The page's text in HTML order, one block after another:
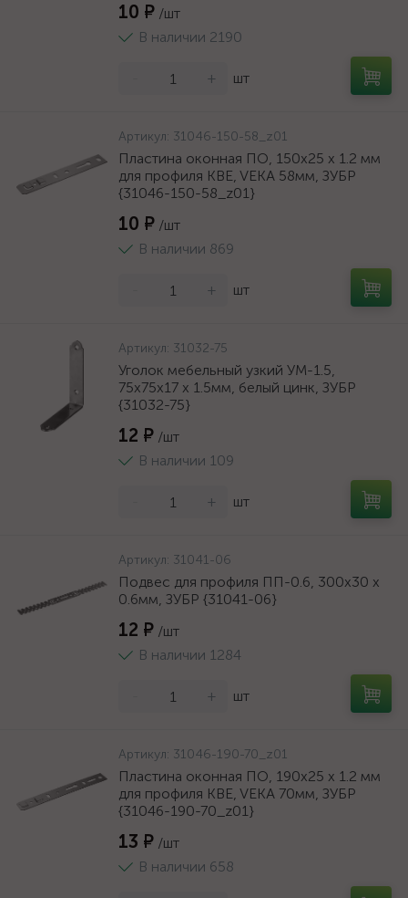
10 ₽ /шт
В наличии 2190
+ шт
Артикул: 31046-150-58_z01
Пластина оконная ПО, 150х25 х 1.2 мм
для профиля KBE, VEKA 58мм, ЗУБР
{31046-150-58_z01}
10 ₽ /шт
В наличии 869
+ шт
Артикул: 31032-75
Уголок мебельный узкий УМ-1.5,
75х75х17 х 1.5мм, белый цинк, ЗУБР
{31032-75}
12 ₽ /шт
В наличии 109
+ шт
Артикул: 31041-06
Подвес для профиля ПП-0.6, 300x30 х
0.6мм, ЗУБР {31041-06}
12 ₽ /шт
В наличии 1284
+ шт
Артикул: 31046-190-70_z01
Пластина оконная ПО, 190х25 х 1.2 мм
для профиля KBE, VEKA 70мм, ЗУБР
{31046-190-70_z01}
13 ₽ /шт
В наличии 658